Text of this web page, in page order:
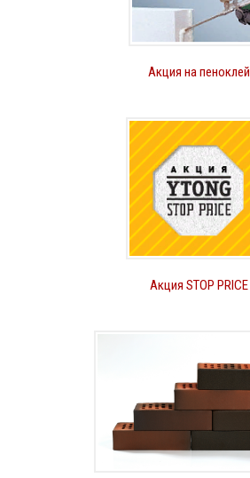
Акция на пеноклей
Акция STOP PRICE